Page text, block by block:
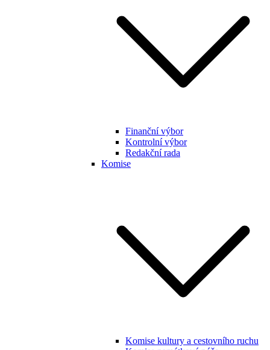
Finanční výbor
Kontrolní výbor
Redakční rada
Komise
Komise kultury a cestovního ruchu